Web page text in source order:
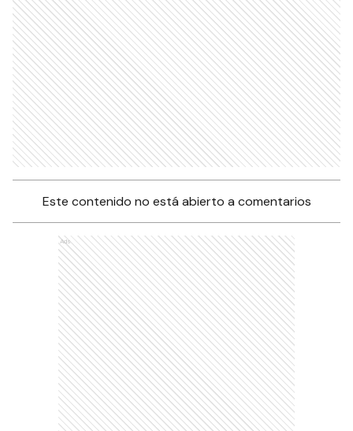
Este contenido no está abierto a comentarios
Ads